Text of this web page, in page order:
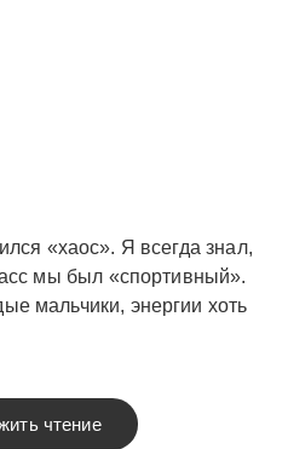
мы был «спортивный».
мальчики, энергии хоть
чтение